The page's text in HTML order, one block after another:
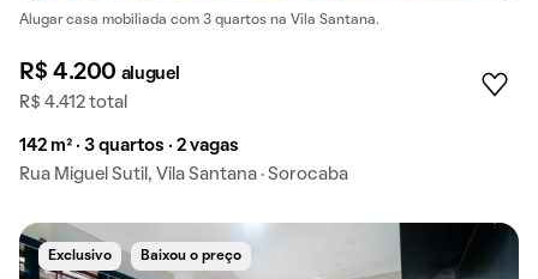
Alugar casa mobiliada com 3 quartos na Vila Santana.
R$ 4.200 aluguel
R$ 4.412 total
142 m² · 3 quartos · 2 vagas
Rua Miguel Sutil, Vila Santana · Sorocaba
Exclusivo Baixou o preço